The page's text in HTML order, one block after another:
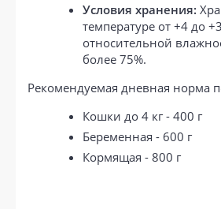
Условия хранения:
температуре от +4 до
относительной
более 75%.
Рекомендуемая дневная норма
Кошки до 4 кг - 400 г
Беременная - 600 г
Кормящая - 800 г